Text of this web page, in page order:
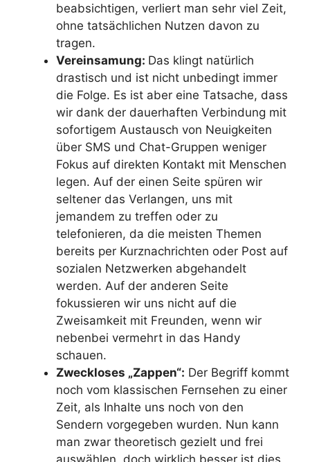
beabsichtigen, verliert man sehr viel Zeit,
ohne tatsächlichen Nutzen davon zu
tragen.
Vereinsamung: Das klingt natürlich
drastisch und ist nicht unbedingt immer
die Folge. Es ist aber eine Tatsache, dass
wir dank der dauerhaften Verbindung mit
sofortigem Austausch von Neuigkeiten
über SMS und Chat-Gruppen weniger
Fokus auf direkten Kontakt mit Menschen
legen. Auf der einen Seite spüren wir
seltener das Verlangen, uns mit
jemandem zu treffen oder zu
telefonieren, da die meisten Themen
bereits per Kurznachrichten oder Post auf
sozialen Netzwerken abgehandelt
werden. Auf der anderen Seite
fokussieren wir uns nicht auf die
Zweisamkeit mit Freunden, wenn wir
nebenbei vermehrt in das Handy
schauen.
Zweckloses „Zappen“: Der Begriff kommt
noch vom klassischen Fernsehen zu einer
Zeit, als Inhalte uns noch von den
Sendern vorgegeben wurden. Nun kann
man zwar theoretisch gezielt und frei
auswählen, doch wirklich besser ist dies